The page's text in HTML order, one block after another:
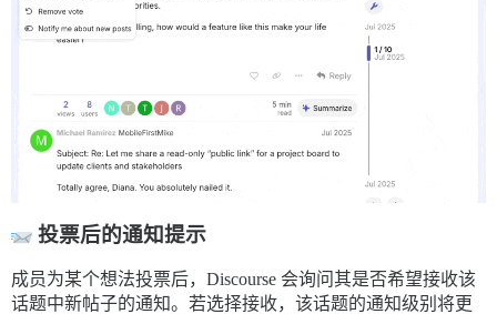
投票后的通知提示
成员为某个想法投票后，Discourse 会询问其是否希望接收该
话题中新帖子的通知。若选择接收，该话题的通知级别将更